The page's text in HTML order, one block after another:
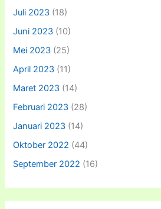
Juli 2023 (18)
Juni 2023 (10)
Mei 2023 (25)
April 2023 (11)
Maret 2023 (14)
Februari 2023 (28)
Januari 2023 (14)
Oktober 2022 (44)
September 2022 (16)